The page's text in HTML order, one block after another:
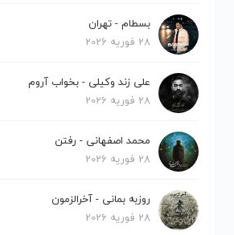
بسطام - تهران
28 فوریه 2026
علی زند وکیلی - بخواب آروم
28 فوریه 2026
محمد اصفهانی - رفتن
28 فوریه 2026
روزبه بمانی - آخرالزمون
28 فوریه 2026